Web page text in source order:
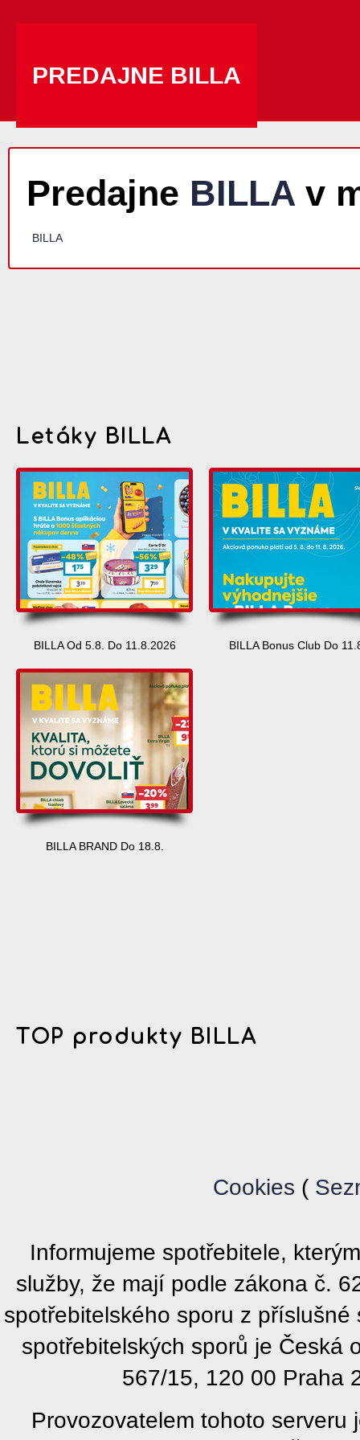
PREDAJNE BILLA
Predajne BILLA v
BILLA
Letáky BILLA
BILLA Od 5.8. Do 11.8.2026 BILLA Bonus Club Do
BILLA BRAND Do 18.8.
TOP produkty BILLA
Cookies (
Informujeme spotřebitele,
služby, že mají podle zákona č.
spotřebitelského sporu z
spotřebitelských sporů je Česká
567/15, 120 00 Praha
Provozovatelem tohoto